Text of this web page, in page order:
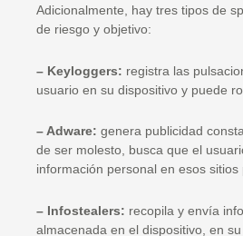
Adicionalmente, hay tres tipos de
de riesgo y objetivo:
– Keyloggers: registra las
usuario en su dispositivo y puede
– Adware: genera publicidad
de ser molesto, busca que el
información personal en esos sitios
– Infostealers: recopila y envía
almacenada en el dispositivo, en